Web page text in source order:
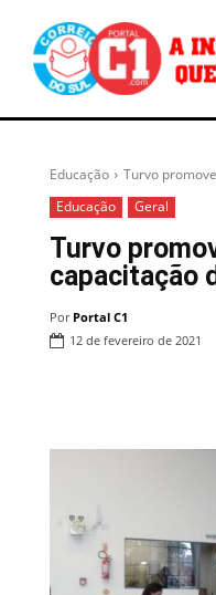
Educação
Turvo
Educação
Geral
Turvo
capacitação
Por Portal C1
12 de fevereiro de 2021